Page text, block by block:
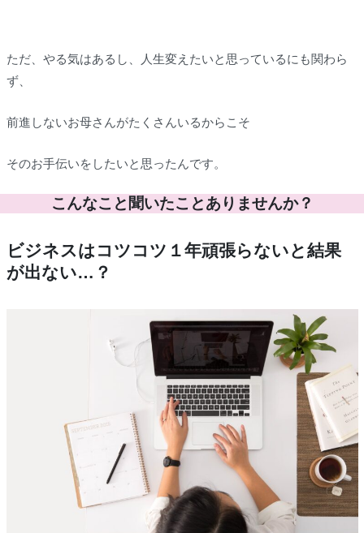
ただ、やる気はあるし、人生変えたいと思っているにも関わら
ず、
前進しないお母さんがたくさんいるからこそ
そのお手伝いをしたいと思ったんです。
こんなこと聞いたことありませんか？
ビジネスはコツコツ１年頑張らないと結果
が出ない…？